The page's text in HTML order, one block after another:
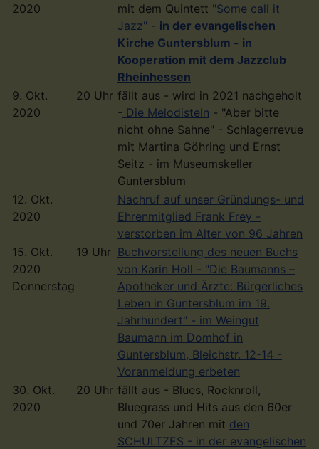
2020
mit dem Quintett "Some call it
Jazz" - in der evangelischen
Kirche Guntersblum - in
Kooperation mit dem Jazzclub
Rheinhessen
9. Okt.
2020
20 Uhr fällt aus - wird in 2021 nachgeholt
- Die Melodisteln - "Aber bitte
nicht ohne Sahne" - Schlagerrevue
mit Martina Göhring und Ernst
Seitz - im Museumskeller
Guntersblum
12. Okt.
2020
Nachruf auf unser Gründungs- und
Ehrenmitglied Frank Frey -
verstorben im Alter von 96 Jahren
15. Okt.
2020
Donnerstag
19 Uhr Buchvorstellung des neuen Buchs
von Karin Holl - "Die Baumanns –
Apotheker und Ärzte: Bürgerliches
Leben in Guntersblum im 19.
Jahrhundert" - im Weingut
Baumann im Domhof in
Guntersblum, Bleichstr. 12-14 -
Voranmeldung erbeten
30. Okt.
2020
20 Uhr fällt aus - Blues, Rocknroll,
Bluegrass und Hits aus den 60er
und 70er Jahren mit den
SCHULTZES - in der evangelischen